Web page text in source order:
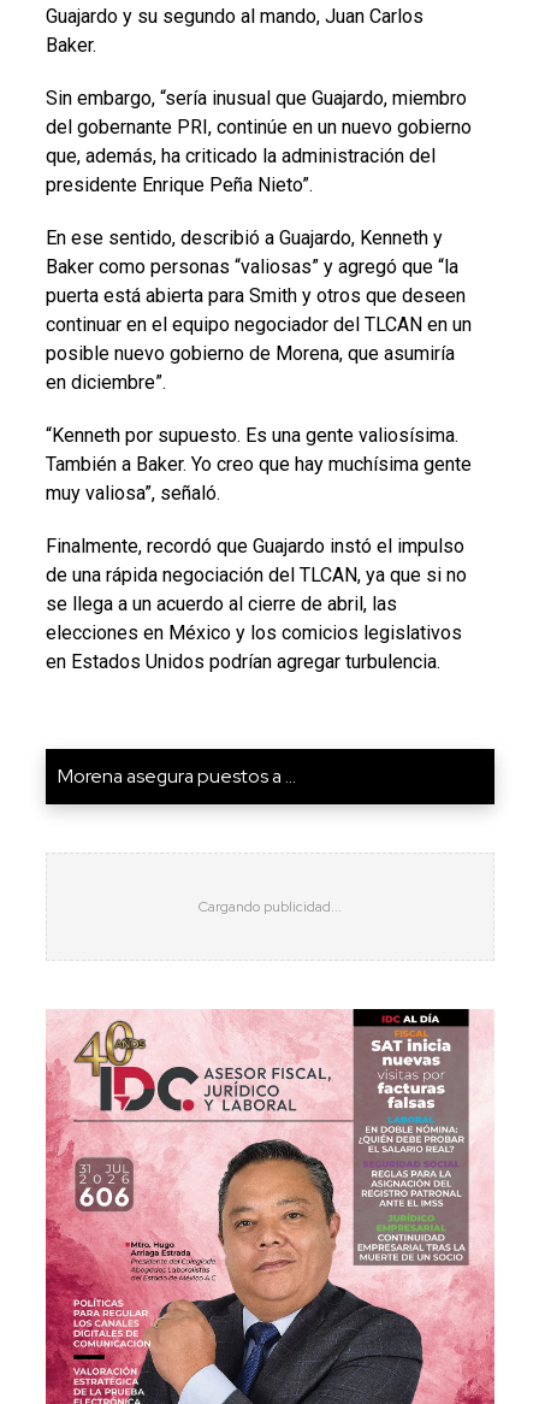
Guajardo y su segundo al mando, Juan Carlos
Baker.
Sin embargo, “sería inusual que Guajardo, miembro
del gobernante PRI, continúe en un nuevo gobierno
que, además, ha criticado la administración del
presidente Enrique Peña Nieto”.
En ese sentido, describió a Guajardo, Kenneth y
Baker como personas “valiosas” y agregó que “la
puerta está abierta para Smith y otros que deseen
continuar en el equipo negociador del TLCAN en un
posible nuevo gobierno de Morena, que asumiría
en diciembre”.
“Kenneth por supuesto. Es una gente valiosísima.
También a Baker. Yo creo que hay muchísima gente
muy valiosa”, señaló.
Finalmente, recordó que Guajardo instó el impulso
de una rápida negociación del TLCAN, ya que si no
se llega a un acuerdo al cierre de abril, las
elecciones en México y los comicios legislativos
en Estados Unidos podrían agregar turbulencia.
Morena asegura puestos a ...